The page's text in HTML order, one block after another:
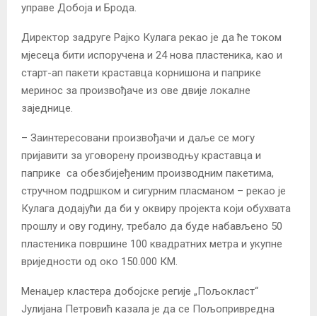
управе Добоја и Брода.
Директор задруге Рајко Кулага рекао је да ће током
мјесеца бити испоручена и 24 нова пластеника, као и
старт-ап пакети краставца корнишона и паприке
меринос за произвођаче из ове двије локалне
заједнице.
– Заинтересовани произвођачи и даље се могу
пријавити за уговорену производњу краставца и
паприке са обезбијеђеним производним пакетима,
стручном подршком и сигурним пласманом – рекао је
Кулага додајући да би у оквиру пројекта који обухвата
прошлу и ову годину, требало да буде набављено 50
пластеника површине 100 квадратних метра и укупне
вриједности од око 150.000 КМ.
Менаџер кластера добојске регије „Пољокласт“
Јулијана Петровић казала је да се Пољопривредна